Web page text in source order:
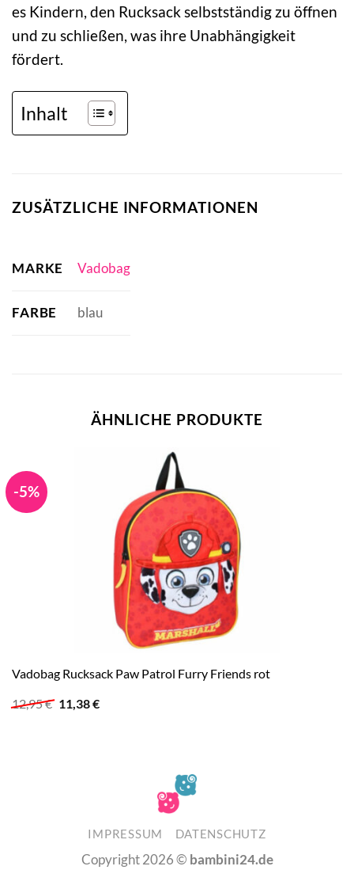
es Kindern, den Rucksack selbstständig zu öffnen
und zu schließen, was ihre Unabhängigkeit
fördert.
Inhalt
ZUSÄTZLICHE INFORMATIONEN
MARKE Vadobag
FARBE blau
ÄHNLICHE PRODUKTE
-5%
Vadobag Rucksack Paw Patrol Furry Friends rot
12,95€ Ursprünglicher
Preis
11,38€Aktueller
IMPRESSUM DATENSCHUTZ
Copyright 2026 © bambini24.de